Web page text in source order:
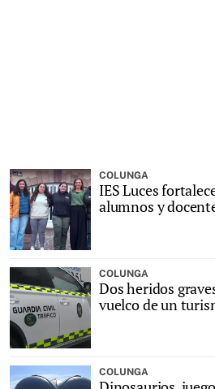
COLUNGA
IES Luces
alumnos y
COLUNGA
Dos heridos
vuelco de un
COLUNGA